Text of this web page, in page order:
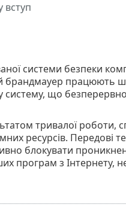
вступ
системи безпеки
й брандмауер працюють
систему, що
тривалої роботи,
ресурсів. Передові
блокувати
програм з